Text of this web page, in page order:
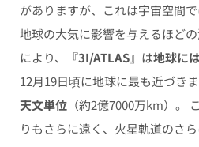
がありますが、これは宇宙空間で
地球の大気に影響を与えるほど
により、『3I/ATLAS』は地球に
12月19日頃に地球に最も近づき
天文単位（約2億7000万km）。
りもさらに遠く、火星軌道のさ